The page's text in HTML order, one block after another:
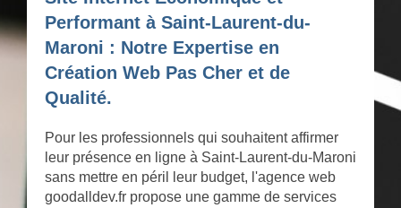
Performant à Saint-Laurent-du-
Maroni : Notre Expertise en
Création Web Pas Cher et de
Qualité.
Pour les professionnels qui souhaitent affirmer
leur présence en ligne à Saint-Laurent-du-Maroni
sans mettre en péril leur budget, l'agence web
goodalldev.fr propose une gamme de services